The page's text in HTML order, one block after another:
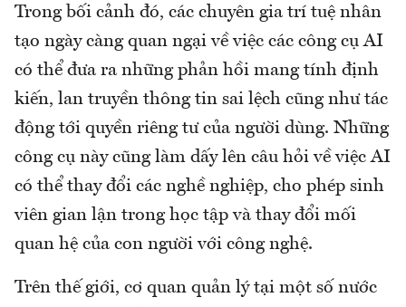
Trong bối cảnh đó, các chuyên gia trí tuệ nhân
tạo ngày càng quan ngại về việc các công cụ AI
có thể đưa ra những phản hồi mang tính định
kiến, lan truyền thông tin sai lệch cũng như tác
động tới quyền riêng tư của người dùng. Những
công cụ này cũng làm dấy lên câu hỏi về việc AI
có thể thay đổi các nghề nghiệp, cho phép sinh
viên gian lận trong học tập và thay đổi mối
quan hệ của con người với công nghệ.
Trên thế giới, cơ quan quản lý tại một số nước